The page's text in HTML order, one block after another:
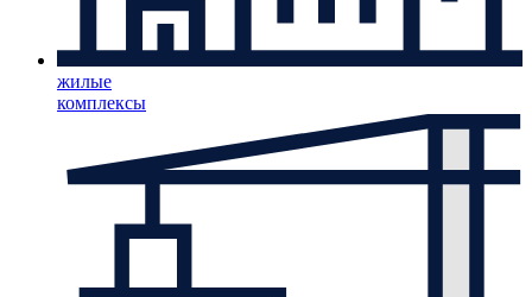
жилые
комплексы